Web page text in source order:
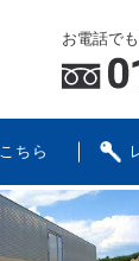
お電話で
ちら